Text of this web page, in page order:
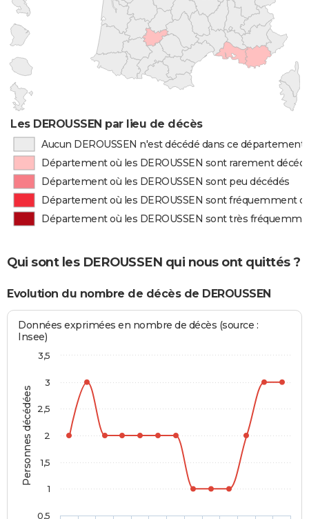
Les DEROUSSEN par lieu de décès
Aucun DEROUSSEN n'est décédé dans ce département
Département où les DEROUSSEN sont rarement
Département où les DEROUSSEN sont peu décédés
Département où les DEROUSSEN sont fréquemment
Département où les DEROUSSEN sont très
Qui sont les DEROUSSEN qui nous ont quittés ?
Evolution du nombre de décès de DEROUSSEN
Personnes décédées
Données exprimées en nombre de décès (source :
Insee)
0,5
1
1,5
2
2,5
3
3,5